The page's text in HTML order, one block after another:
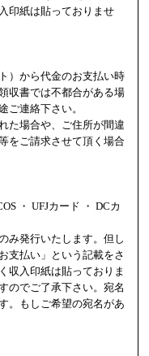
印紙は貼っておりませ
）から代金のお支払い時
収書では不都合がある場
ご連絡下さい。
た場合や、ご住所が間違
をご請求させて頂く場合
・ UFJカード ・ DCカ
み発行いたします。但し
支払い」という記載をさ
収入印紙は貼っておりま
のでご了承下さい。宛名
。もしご希望の宛名があ